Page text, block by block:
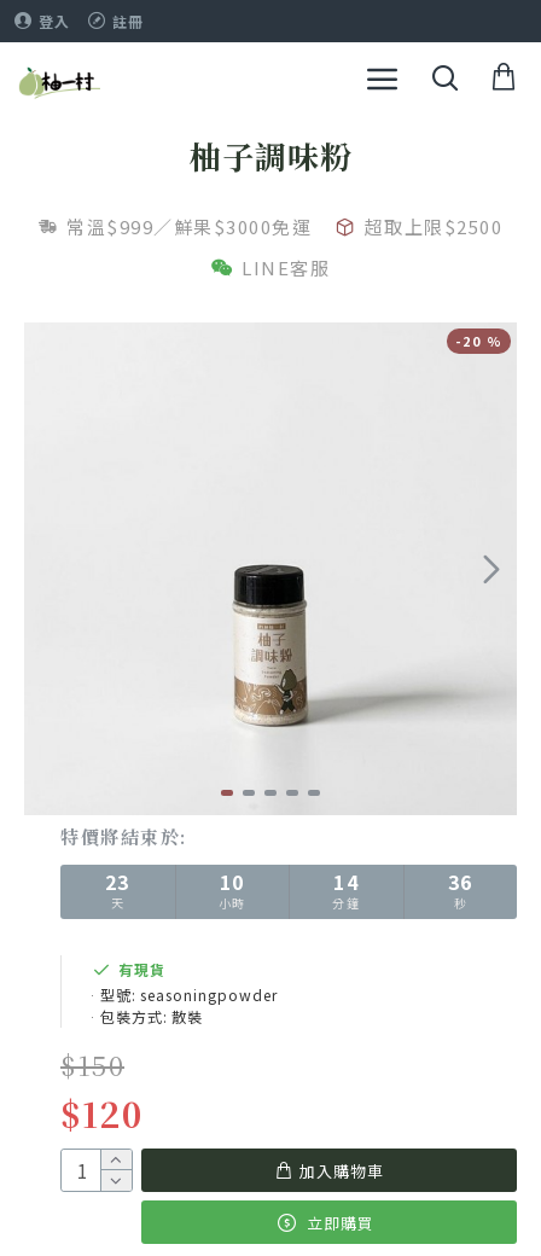
登入 註冊
柚子調味粉
常溫$999／鮮果$3000免運
超取上限$2500
LINE客服
-20 %
特價將結束於:
23
天
10
小時
14
分鐘
36
秒
$120
$150
有現貨
型號: seasoningpowder
包裝方式: 散裝
加入購物車
立即購買